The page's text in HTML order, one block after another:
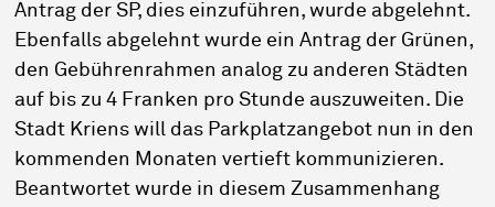
Antrag der SP, dies einzuführen, wurde abgelehnt.
Ebenfalls abgelehnt wurde ein Antrag der Grünen,
den Gebührenrahmen analog zu anderen Städten
auf bis zu 4 Franken pro Stunde auszuweiten. Die
Stadt Kriens will das Parkplatzangebot nun in den
kommenden Monaten vertieft kommunizieren.
Beantwortet wurde in diesem Zusammenhang